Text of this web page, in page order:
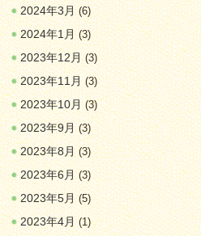
2024年3月(6)
2024年1月(3)
2023年12月(3)
2023年11月(3)
2023年10月(3)
2023年9月(3)
2023年8月(3)
2023年6月(3)
2023年5月(5)
2023年4月(1)